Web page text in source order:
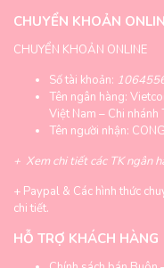
CHUYỂN KHOẢN
CHUYỂN KHOẢN ONLINE
Số tài khoản:
Tên ngân hàng:
Việt Nam – Chi nhánh
Tên người nhận:
+ Xem chi tiết các TK ngân
+ Paypal & Các hình thức
chi tiết.
HỖ TRỢ KHÁCH HÀNG